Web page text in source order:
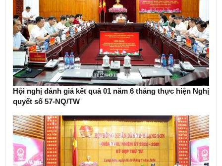
Hội nghị đánh giá kết quả 01 năm 6 tháng thực hiện Nghị
quyết số 57-NQ/TW